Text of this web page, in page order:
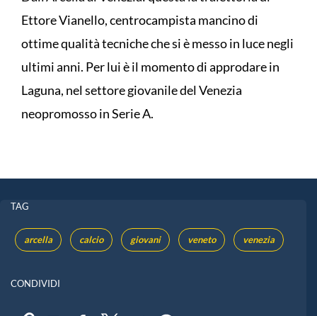
Ettore Vianello, centrocampista mancino di
ottime qualità tecniche che si è messo in luce negli
ultimi anni. Per lui è il momento di approdare in
Laguna, nel settore giovanile del Venezia
neopromosso in Serie A.
TAG
arcella calcio giovani veneto venezia
CONDIVIDI